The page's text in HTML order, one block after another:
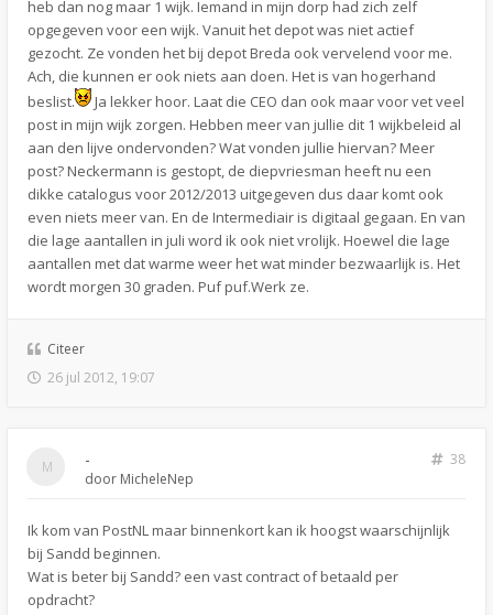
heb dan nog maar 1 wijk. Iemand in mijn dorp had zich zelf
opgegeven voor een wijk. Vanuit het depot was niet actief
gezocht. Ze vonden het bij depot Breda ook vervelend voor me.
Ach, die kunnen er ook niets aan doen. Het is van hogerhand
beslist.
Ja lekker hoor. Laat die CEO dan ook maar voor vet veel
post in mijn wijk zorgen. Hebben meer van jullie dit 1 wijkbeleid al
aan den lijve ondervonden? Wat vonden jullie hiervan? Meer
post? Neckermann is gestopt, de diepvriesman heeft nu een
dikke catalogus voor 2012/2013 uitgegeven dus daar komt ook
even niets meer van. En de Intermediair is digitaal gegaan. En van
die lage aantallen in juli word ik ook niet vrolijk. Hoewel die lage
aantallen met dat warme weer het wat minder bezwaarlijk is. Het
wordt morgen 30 graden. Puf puf.Werk ze.
Citeer
26 jul 2012, 19:07
-
38
door MicheleNep
Ik kom van PostNL maar binnenkort kan ik hoogst waarschijnlijk
bij Sandd beginnen.
Wat is beter bij Sandd? een vast contract of betaald per
opdracht?